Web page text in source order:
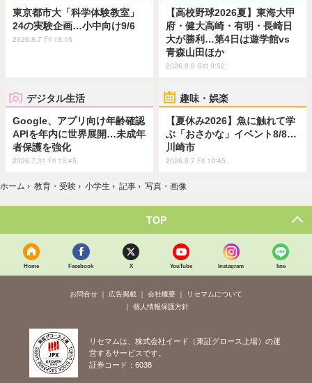
東京都市大「科学体験教室」
24の実験企画…小中向け9/6
2026.8.7 Fri 18:15
【高校野球2026夏】東海大甲
府・健大高崎・有明・長崎日
大が勝利…第4日は遊学館vs
青森山田ほか
2026.8.8 Sat 9:52
デジタル生活
Google、アプリ向け年齢確認
APIを年内に世界展開…未成年
者保護を強化
2026.7.31 Fri 13:45
趣味・娯楽
【夏休み2026】魚に触れて学
ぶ「おさかな」イベント8/8…
川崎市
2026.8.7 Fri 10:45
ホーム › 教育・受験 › 小学生 › 記事 › 写真・画像
TOP
Home Facebook X YouTube Instagram line
お問合せ 広告掲載 会社概要
リセマムについて
個人情報保護方針
リセマムは、株式会社イード（東証グロース上場）の運
営するサービスです。
証券コード：6038